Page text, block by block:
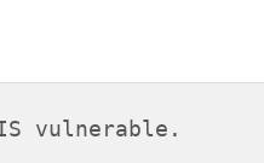
vulnerable.